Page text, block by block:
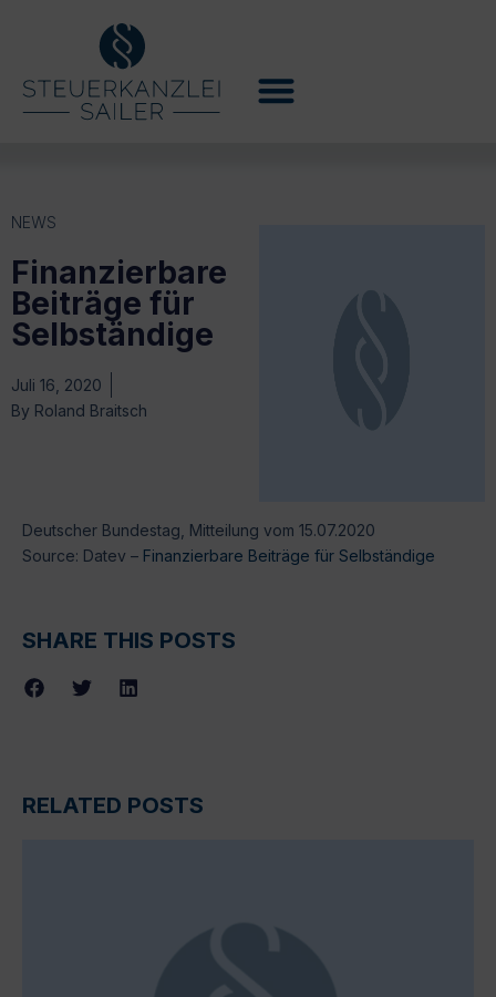
NEWS
Finanzierbare
Beiträge für
Selbständige
Juli 16, 2020
By Roland Braitsch
Deutscher Bundestag, Mitteilung vom 15.07.2020
Source: Datev – Finanzierbare Beiträge für Selbständige
SHARE THIS POSTS
RELATED POSTS